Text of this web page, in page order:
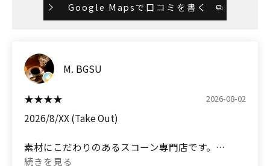
Google Mapsで口コミを書く
M. BGSU
2026-08-02
2026/8/XX (Take Out)
素材にこだわりのあるスコーン専門店です。
美味しそうな種類豊富なスコーンがショーケースに